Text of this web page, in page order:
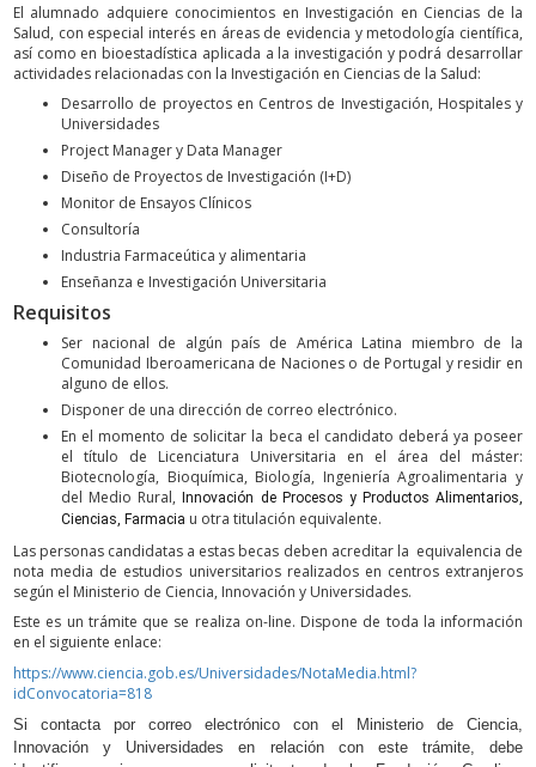
El alumnado adquiere conocimientos en Investigación en Ciencias de la
Salud, con especial interés en áreas de evidencia y metodología científica,
así como en bioestadística aplicada a la investigación y podrá desarrollar
actividades relacionadas con la Investigación en Ciencias de la Salud:
Desarrollo de proyectos en Centros de Investigación, Hospitales y
Universidades
Project Manager y Data Manager
Diseño de Proyectos de Investigación (I+D)
Monitor de Ensayos Clínicos
Consultoría
Industria Farmaceútica y alimentaria
Enseñanza e Investigación Universitaria
Requisitos
Ser nacional de algún país de América Latina miembro de la
Comunidad Iberoamericana de Naciones o de Portugal y residir en
alguno de ellos.
Disponer de una dirección de correo electrónico.
En el momento de solicitar la beca el candidato deberá ya poseer
el título de Licenciatura Universitaria en el área del máster:
Biotecnología, Bioquímica, Biología, Ingeniería Agroalimentaria y
del Medio Rural,Innovación de Procesos y Productos Alimentarios,
Ciencias, Farmacia u otra titulación equivalente.
Las personas candidatas a estas becas deben acreditar la equivalencia de
nota media de estudios universitarios realizados en centros extranjeros
según el Ministerio de Ciencia, Innovación y Universidades.
Este es un trámite que se realiza on-line. Dispone de toda la información
en el siguiente enlace:
https://www.ciencia.gob.es/Universidades/NotaMedia.html?
idConvocatoria=818
Si contacta por correo electrónico con el Ministerio de Ciencia,
Innovación y Universidades en relación con este trámite, debe